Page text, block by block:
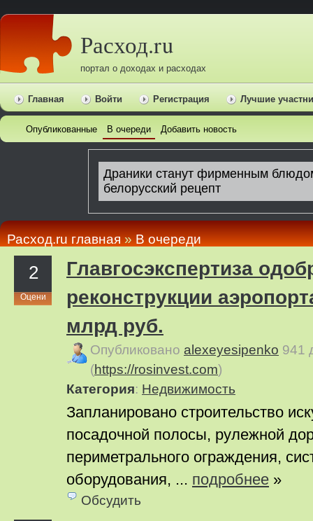
Расход.ru
портал о доходах и расходах
Главная Войти Регистрация Лучшие
Опубликованные В очереди Добавить новость
Расход.ru главная»В очереди
2
Оцени
Главгосэкспертиза
реконструкции
млрд руб.
Опубликовано alexeyesipenko 941
(https://rosinvest.com)
Категория: Недвижимость
Запланировано строительство
посадочной полосы, рулежной
периметрального ограждения,
оборудования, ... подробнее »
Обсудить